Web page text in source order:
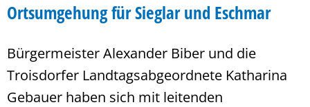
Ortsumgehung für Sieglar und Eschmar
Bürgermeister Alexander Biber und die
Troisdorfer Landtagsabgeordnete Katharina
Gebauer haben sich mit leitenden